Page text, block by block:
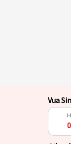
Vua